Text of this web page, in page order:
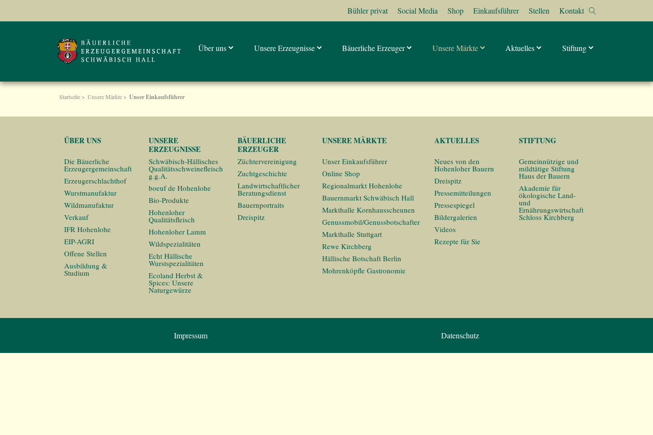
Bühler privat Social Media Shop Einkaufsführer Stellen Kontakt
Über uns Unsere Erzeugnisse Bäuerliche Erzeuger Unsere Märkte Aktuelles Stiftung
Startseite> Unsere Märkte> Unser Einkaufsführer
ÜBER UNS
Die Bäuerliche
Erzeugergemeinschaft
Erzeugerschlachthof
Wurstmanufaktur
Wildmanufaktur
Verkauf
IFR Hohenlohe
EIP-AGRI
Offene Stellen
Ausbildung &
Studium
UNSERE
ERZEUGNISSE
Schwäbisch-Hällisches
Qualitätsschweinefleisch
g.g.A.
boeuf de Hohenlohe
Bio-Produkte
Hohenloher
Qualitätsfleisch
Hohenloher Lamm
Wildspezialitäten
Echt Hällische
Wurstspezialitäten
Ecoland Herbst &
Spices: Unsere
Naturgewürze
BÄUERLICHE
ERZEUGER
Züchtervereinigung
Zuchtgeschichte
Landwirtschaftlicher
Beratungsdienst
Bauernportraits
Dreispitz
UNSERE MÄRKTE
Unser Einkaufsführer
Online Shop
Regionalmarkt Hohenlohe
Bauernmarkt Schwäbisch Hall
Markthalle Kornhausscheunen
Genussmobil/Genussbotschafter
Markthalle Stuttgart
Rewe Kirchberg
Hällische Botschaft Berlin
Mohrenköpfle Gastronomie
AKTUELLES
Neues von den
Hohenloher Bauern
Dreispitz
Pressemitteilungen
Pressespiegel
Bildergalerien
Videos
Rezepte für Sie
STIFTUNG
Gemeinnützige und
mildtätige Stiftung
Haus der Bauern
Akademie für
ökologische Land-
und
Ernährungswirtschaft
Schloss Kirchberg
Impressum Datenschutz